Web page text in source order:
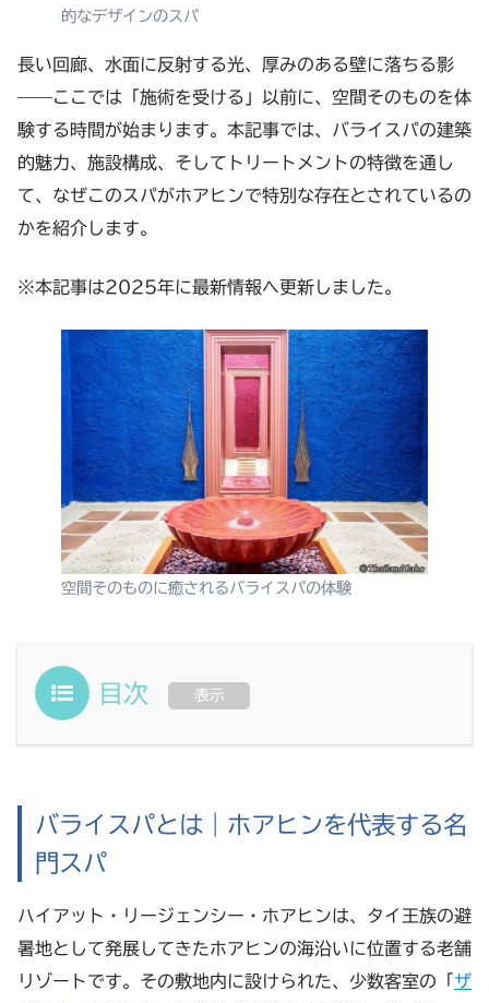
的なデザインのスパ
長い回廊、水面に反射する光、厚みのある壁に落ちる影
——ここでは「施術を受ける」以前に、空間そのものを体
験する時間が始まります。本記事では、バライスパの建築
的魅力、施設構成、そしてトリートメントの特徴を通し
て、なぜこのスパがホアヒンで特別な存在とされているの
かを紹介します。
※本記事は2025年に最新情報へ更新しました。
空間そのものに癒されるバライスパの体験
目次 表示
バライスパとは｜ホアヒンを代表する名
門スパ
ハイアット・リージェンシー・ホアヒンは、タイ王族の避
暑地として発展してきたホアヒンの海沿いに位置する老舗
リゾートです。その敷地内に設けられた、少数客室の「 ザ